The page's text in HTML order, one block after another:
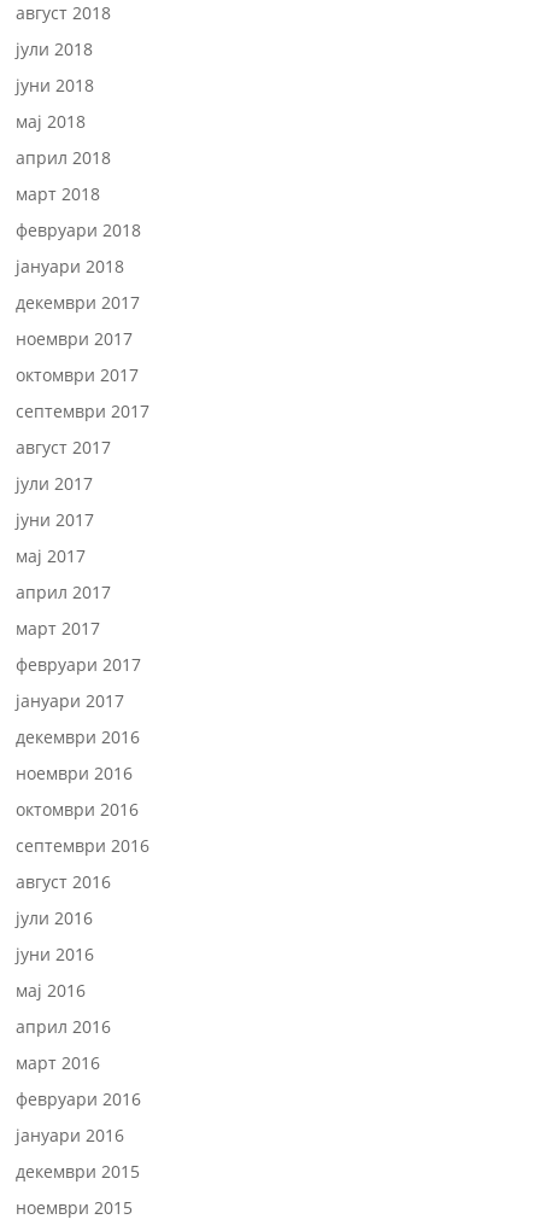
август 2018
јули 2018
јуни 2018
мај 2018
април 2018
март 2018
февруари 2018
јануари 2018
декември 2017
ноември 2017
октомври 2017
септември 2017
август 2017
јули 2017
јуни 2017
мај 2017
април 2017
март 2017
февруари 2017
јануари 2017
декември 2016
ноември 2016
октомври 2016
септември 2016
август 2016
јули 2016
јуни 2016
мај 2016
април 2016
март 2016
февруари 2016
јануари 2016
декември 2015
ноември 2015